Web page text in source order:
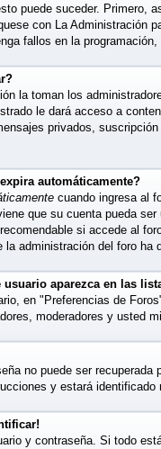
puede suceder. Primero,
con La Administración
fallos en la
la toman los
le dará acceso a
privados,
automáticamente?
cuando ingresa al
que su cuenta pueda
si accede al
administración del foro ha
aparezca en las
en "Preferencias de
moderadores y usted
no puede ser
y estará identificado
y contraseña. Si todo